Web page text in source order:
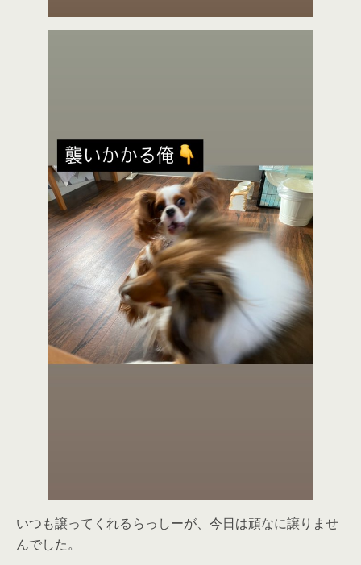
いつも譲ってくれるらっしーが、今日は頑なに譲りませ
んでした。